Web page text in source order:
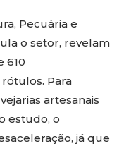
Pecuária e
o setor, revelam
610
Para
artesanais
estudo, o
já que